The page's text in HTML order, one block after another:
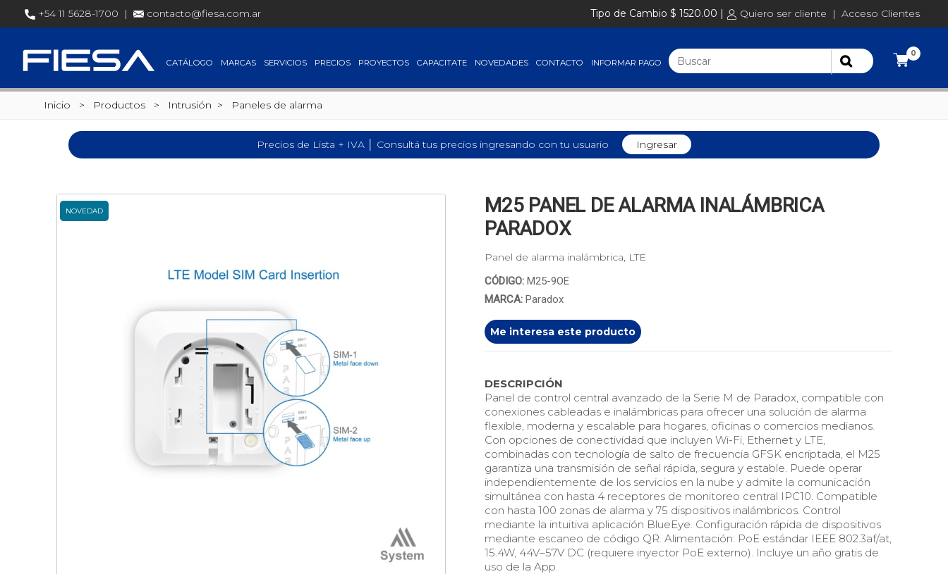
+54 11 5628-1700 | contacto@fiesa.com.ar Tipo de Cambio $ 1520.00 | Quiero ser cliente | Acceso Clientes
0
CATÁLOGO MARCAS SERVICIOS PRECIOS PROYECTOS CAPACITATE NOVEDADES CONTACTO INFORMAR PAGO
Inicio > Productos > Intrusión > Paneles de alarma
Precios de Lista + IVA │ Consultá tus precios ingresando con tu usuario Ingresar
NOVEDAD
M25 PANEL DE ALARMA INALÁMBRICA
PARADOX
Panel de alarma inalámbrica, LTE
CÓDIGO: M25-9OE
MARCA: Paradox
Me interesa este producto
DESCRIPCIÓN
Panel de control central avanzado de la Serie M de Paradox, compatible con
conexiones cableadas e inalámbricas para ofrecer una solución de alarma
flexible, moderna y escalable para hogares, oficinas o comercios medianos.
Con opciones de conectividad que incluyen Wi-Fi, Ethernet y LTE,
combinadas con tecnología de salto de frecuencia GFSK encriptada, el M25
garantiza una transmisión de señal rápida, segura y estable. Puede operar
independientemente de los servicios en la nube y admite la comunicación
simultánea con hasta 4 receptores de monitoreo central IPC10. Compatible
con hasta 100 zonas de alarma y 75 dispositivos inalámbricos. Control
mediante la intuitiva aplicación BlueEye. Configuración rápida de dispositivos
mediante escaneo de código QR. Alimentación: PoE estándar IEEE 802.3af/at,
15.4W, 44V–57V DC (requiere inyector PoE externo). Incluye un año gratis de
uso de la App.